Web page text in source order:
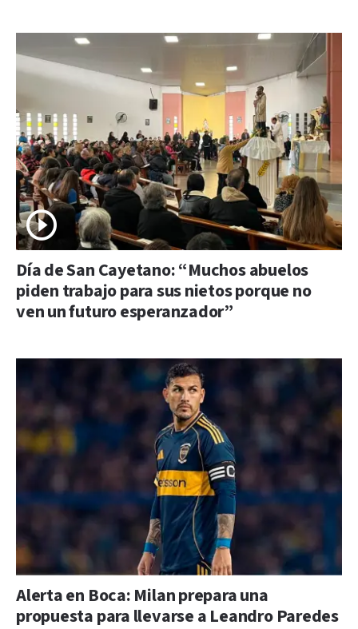
Día de San Cayetano: “Muchos abuelos
piden trabajo para sus nietos porque no
ven un futuro esperanzador”
Alerta en Boca: Milan prepara una
propuesta para llevarse a Leandro Paredes